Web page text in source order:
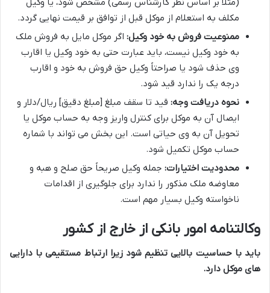
مکلف به استعلام از موکل قبل از توافق بر قیمت نهایی گردد.
ممنوعیت فروش به خود وکیل: اگر موکل مایل به فروش ملک
به خود وکیل نیست، باید عبارت حتی به خود وکیل یا اقارب
وی حذف شود یا صراحتاً وکیل حق فروش به خود و اقارب
درجه یک را ندارد قید شود.
نحوه دریافت وجه: قید تا سقف مبلغ [مبلغ دقیق] ریال/دلار و
ایصال آن به موکل برای کنترل واریز وجه به حساب موکل یا
تحویل آن به وی حیاتی است. این بخش می تواند با شماره
حساب موکل تکمیل شود.
محدودیت اختیارات: جمله وکیل صریحاً حق صلح و هبه و
معاوضه ملک مذکور را ندارد برای جلوگیری از اقدامات
ناخواسته وکیل بسیار مهم است.
وکالتنامه امور بانکی از خارج از کشور
باید با حساسیت بالایی تنظیم شود زیرا ارتباط مستقیمی با دارایی
های موکل دارد.